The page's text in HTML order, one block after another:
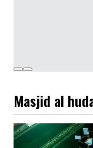
Masjid al